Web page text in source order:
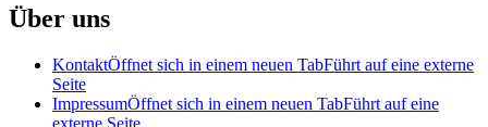
Über uns
KontaktÖffnet sich in einem neuen TabFührt auf eine externe
Seite
ImpressumÖffnet sich in einem neuen TabFührt auf eine
externe Seite